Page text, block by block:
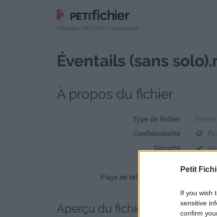
Petit
If you wish
sensitive
confirm
Hébergeur de fichiers indépendant
Éventails (sans
À propos du fichier
Type de fichier
Confidentialité
Sécurité
Page de téléchargement
Aperçu du fichier